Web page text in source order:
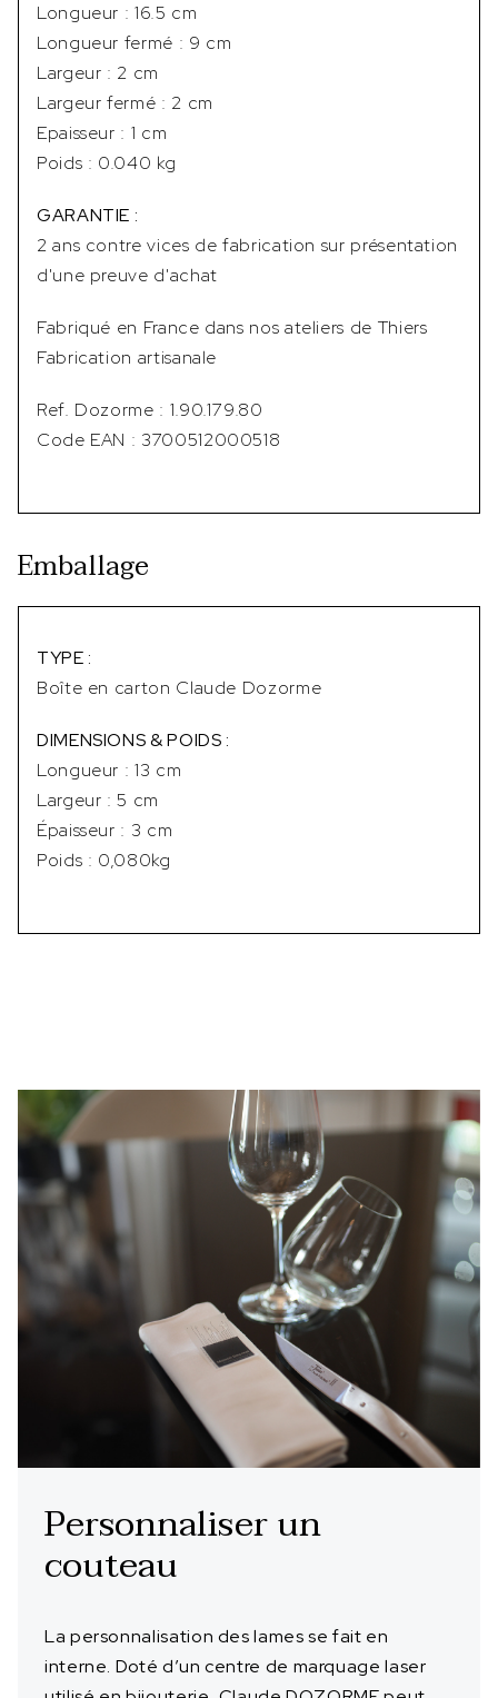
Longueur : 16.5 cm
Longueur fermé : 9 cm
Largeur : 2 cm
Largeur fermé : 2 cm
Epaisseur : 1 cm
Poids : 0.040 kg
GARANTIE :
2 ans contre vices de fabrication sur présentation
d'une preuve d'achat
Fabriqué en France dans nos ateliers de Thiers
Fabrication artisanale
Ref. Dozorme : 1.90.179.80
Code EAN : 3700512000518
Emballage
TYPE :
Boîte en carton Claude Dozorme
DIMENSIONS & POIDS :
Longueur : 13 cm
Largeur : 5 cm
Épaisseur : 3 cm
Poids : 0,080kg
Personnaliser un
couteau
La personnalisation des lames se fait en
interne. Doté d’un centre de marquage laser